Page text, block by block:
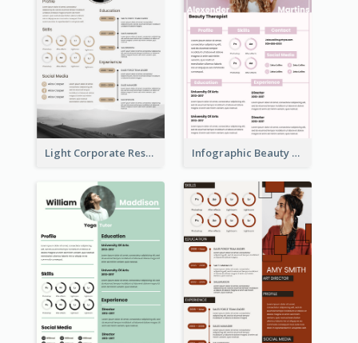
Light Corporate Resume Infographic Beauty Consultant Resume